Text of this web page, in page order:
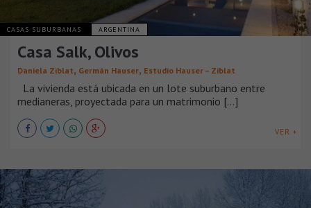
CASAS SUBURBANAS ARGENTINA
Casa Salk, Olivos
Daniela Ziblat, Germán Hauser, Estudio Hauser – Ziblat
La vivienda está ubicada en un lote suburbano entre
medianeras, proyectada para un matrimonio [...]
VER +